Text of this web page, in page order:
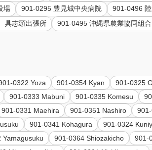
場 901-0295 豊見城中央病院
901-0496
具志頭出張所
901-0495 沖縄県農業協同組
0322 Yoza 901-0354 Kyan 901-0325
901-0333 Mabuni 901-0335 Komesu
901-0331 Maehira 901-0351 Nashiro
901-0341 Kohagura 901-0324
Yamagusuku 901-0364 Shiozakicho 901-